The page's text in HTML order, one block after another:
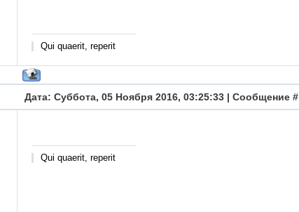
Qui quaerit, reperit
Дата: Суббота, 05 Ноября 2016, 03:25:33 | Сообщение #
Qui quaerit, reperit